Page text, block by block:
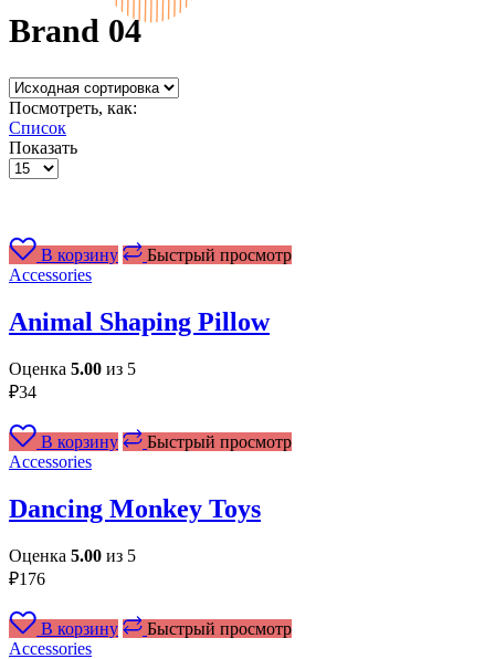
Brand 04
Посмотреть, как:
Список
Показать
Товаров
В корзину
Быстрый просмотр
Accessories
Animal Shaping Pillow
Оценка 5.00 из 5
₽34
В корзину
Быстрый просмотр
Accessories
Dancing Monkey Toys
Оценка 5.00 из 5
₽176
В корзину
Быстрый просмотр
Accessories